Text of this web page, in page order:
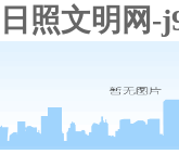
日照文明网-